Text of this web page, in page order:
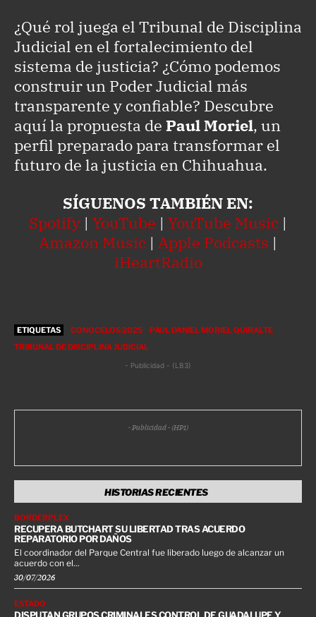
¿Qué rol juega el Tribunal de Disciplina
Judicial en el fortalecimiento del
sistema de justicia? ¿Cómo podemos
construir un Poder Judicial más
transparente y confiable? Descubre
aquí la propuesta de Paul Moriel, un
perfil preparado para transformar el
futuro de la justicia en Chihuahua.
SÍGUENOS TAMBIÉN EN:
Spotify | YouTube | YouTube Music |
Amazon Music | Apple Podcasts |
iHeartRadio
ETIQUETAS CONOCELOS 2025
PAUL DANIEL MORIEL QUIRALTE
TRIBUNAL DE DISCIPLINA JUDICIAL
- Publicidad - (LB3)
- Publicidad - (HP1)
HISTORIAS RECIENTES
BORDERPLEX
RECUPERA BUTCHART SU LIBERTAD TRAS ACUERDO
REPARATORIO POR DAÑOS
El coordinador del Parque Central fue liberado luego de alcanzar un
acuerdo con el...
30/07/2026
ESTADO